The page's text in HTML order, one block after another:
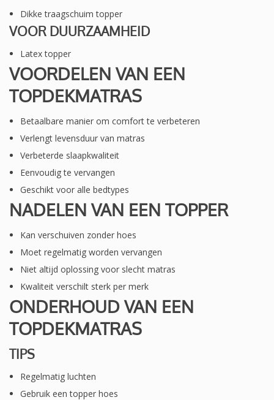
Dikke traagschuim topper
VOOR DUURZAAMHEID
Latex topper
VOORDELEN VAN EEN
TOPDEKMATRAS
Betaalbare manier om comfort te verbeteren
Verlengt levensduur van matras
Verbeterde slaapkwaliteit
Eenvoudig te vervangen
Geschikt voor alle bedtypes
NADELEN VAN EEN TOPPER
Kan verschuiven zonder hoes
Moet regelmatig worden vervangen
Niet altijd oplossing voor slecht matras
Kwaliteit verschilt sterk per merk
ONDERHOUD VAN EEN
TOPDEKMATRAS
TIPS
Regelmatig luchten
Gebruik een topper hoes